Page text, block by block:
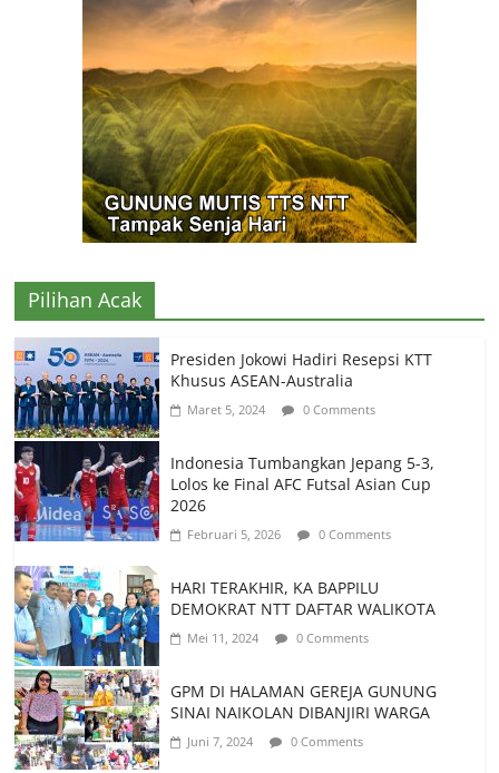
Pilihan Acak
Presiden Jokowi Hadiri Resepsi KTT
Khusus ASEAN-Australia
Maret 5, 2024 0 Comments
Indonesia Tumbangkan Jepang 5-3,
Lolos ke Final AFC Futsal Asian Cup
2026
Februari 5, 2026 0 Comments
HARI TERAKHIR, KA BAPPILU
DEMOKRAT NTT DAFTAR WALIKOTA
Mei 11, 2024 0 Comments
GPM DI HALAMAN GEREJA GUNUNG
SINAI NAIKOLAN DIBANJIRI WARGA
Juni 7, 2024 0 Comments